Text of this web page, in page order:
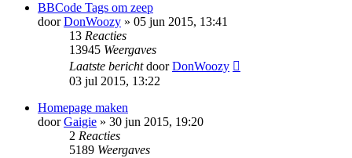
BBCode Tags om zeep
doorDonWoozy » 05 jun 2015, 13:41
13 Reacties
13945 Weergaves
Laatste berichtdoorDonWoozy
03 jul 2015, 13:22
Homepage maken
doorGaigie » 30 jun 2015, 19:20
2 Reacties
5189 Weergaves